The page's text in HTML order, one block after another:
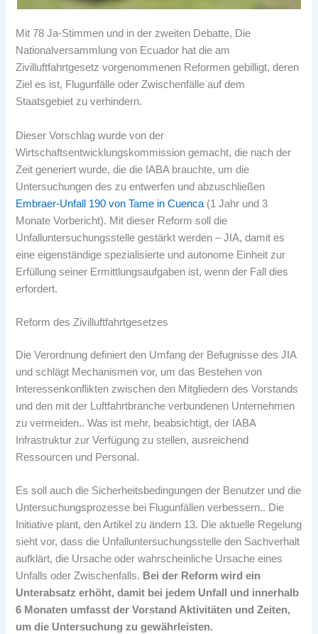
Mit 78 Ja-Stimmen und in der zweiten Debatte, Die
Nationalversammlung von Ecuador hat die am
Zivilluftfahrtgesetz vorgenommenen Reformen gebilligt, deren
Ziel es ist, Flugunfälle oder Zwischenfälle auf dem
Staatsgebiet zu verhindern.
Dieser Vorschlag wurde von der
Wirtschaftsentwicklungskommission gemacht, die nach der
Zeit generiert wurde, die die IABA brauchte, um die
Untersuchungen des zu entwerfen und abzuschließen
Embraer-Unfall 190 von Tame in Cuenca (1 Jahr und 3
Monate Vorbericht). Mit dieser Reform soll die
Unfalluntersuchungsstelle gestärkt werden – JIA, damit es
eine eigenständige spezialisierte und autonome Einheit zur
Erfüllung seiner Ermittlungsaufgaben ist, wenn der Fall dies
erfordert.
Reform des Zivilluftfahrtgesetzes
Die Verordnung definiert den Umfang der Befugnisse des JIA
und schlägt Mechanismen vor, um das Bestehen von
Interessenkonflikten zwischen den Mitgliedern des Vorstands
und den mit der Luftfahrtbranche verbundenen Unternehmen
zu vermeiden.. Was ist mehr, beabsichtigt, der IABA
Infrastruktur zur Verfügung zu stellen, ausreichend
Ressourcen und Personal.
Es soll auch die Sicherheitsbedingungen der Benutzer und die
Untersuchungsprozesse bei Flugunfällen verbessern.. Die
Initiative plant, den Artikel zu ändern 13. Die aktuelle Regelung
sieht vor, dass die Unfalluntersuchungsstelle den Sachverhalt
aufklärt, die Ursache oder wahrscheinliche Ursache eines
Unfalls oder Zwischenfalls. Bei der Reform wird ein
Unterabsatz erhöht, damit bei jedem Unfall und innerhalb
6 Monaten umfasst der Vorstand Aktivitäten und Zeiten,
um die Untersuchung zu gewährleisten.